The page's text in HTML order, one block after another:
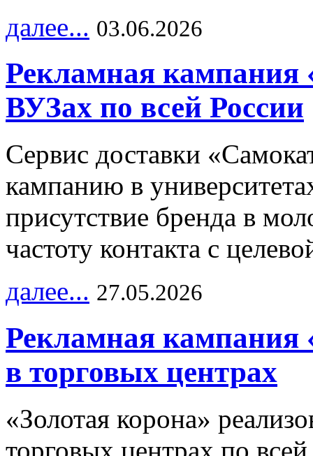
далее... 03.06.2026
Рекламная кампания
ВУЗах по всей России
Сервис доставки
кампанию в
присутствие бренда в
частоту контакта с
далее... 27.05.2026
Рекламная кампания
в торговых центрах
«Золотая корона»